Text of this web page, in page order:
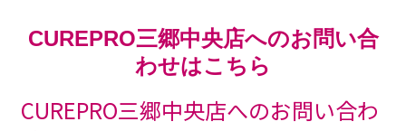
CUREPRO三郷中央店へのお問い合
わせはこちら